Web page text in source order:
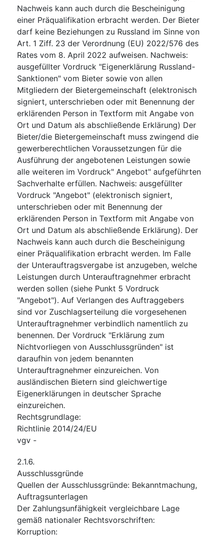
Nachweis kann auch durch die Bescheinigung
einer Präqualifikation erbracht werden. Der Bieter
darf keine Beziehungen zu Russland im Sinne von
Art. 1 Ziff. 23 der Verordnung (EU) 2022/576 des
Rates vom 8. April 2022 aufweisen. Nachweis:
ausgefüllter Vordruck "Eigenerklärung Russland-
Sanktionen" vom Bieter sowie von allen
Mitgliedern der Bietergemeinschaft (elektronisch
signiert, unterschrieben oder mit Benennung der
erklärenden Person in Textform mit Angabe von
Ort und Datum als abschließende Erklärung) Der
Bieter/die Bietergemeinschaft muss zwingend die
gewerberechtlichen Voraussetzungen für die
Ausführung der angebotenen Leistungen sowie
alle weiteren im Vordruck" Angebot" aufgeführten
Sachverhalte erfüllen. Nachweis: ausgefüllter
Vordruck "Angebot" (elektronisch signiert,
unterschrieben oder mit Benennung der
erklärenden Person in Textform mit Angabe von
Ort und Datum als abschließende Erklärung). Der
Nachweis kann auch durch die Bescheinigung
einer Präqualifikation erbracht werden. Im Falle
der Unterauftragsvergabe ist anzugeben, welche
Leistungen durch Unterauftragnehmer erbracht
werden sollen (siehe Punkt 5 Vordruck
"Angebot"). Auf Verlangen des Auftraggebers
sind vor Zuschlagserteilung die vorgesehenen
Unterauftragnehmer verbindlich namentlich zu
benennen. Der Vordruck "Erklärung zum
Nichtvorliegen von Ausschlussgründen" ist
daraufhin von jedem benannten
Unterauftragnehmer einzureichen. Von
ausländischen Bietern sind gleichwertige
Eigenerklärungen in deutscher Sprache
einzureichen.
Rechtsgrundlage:
Richtlinie 2014/24/EU
vgv -
2.1.6.
Ausschlussgründe
Quellen der Ausschlussgründe: Bekanntmachung,
Auftragsunterlagen
Der Zahlungsunfähigkeit vergleichbare Lage
gemäß nationaler Rechtsvorschriften:
Korruption: